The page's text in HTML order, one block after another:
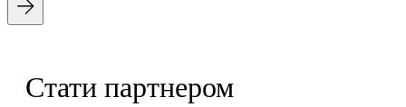
Стати партнером